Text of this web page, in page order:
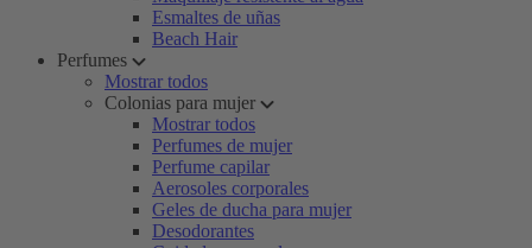
Esmaltes de uñas
Beach Hair
Perfumes
Mostrar todos
Colonias para mujer
Mostrar todos
Perfumes de mujer
Perfume capilar
Aerosoles corporales
Geles de ducha para mujer
Desodorantes